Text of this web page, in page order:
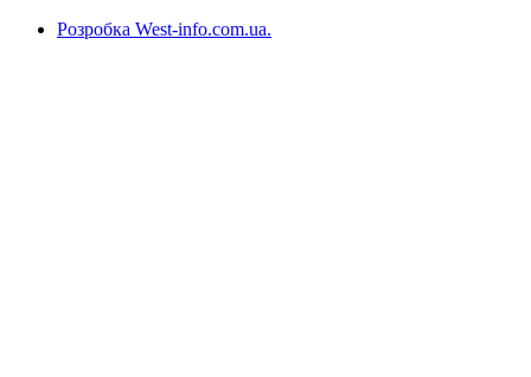
Розробка West-info.com.ua.